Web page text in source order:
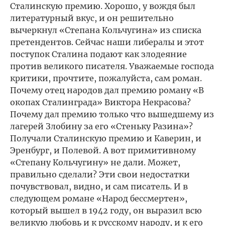
Сталинскую премию. Хорошо, у вождя был
литературный вкус, и он решительно
вычеркнул «Степана Кольчугина» из списка
претендентов. Сейчас наши либералы и этот
поступок Сталина подают как злодеяние
против великого писателя. Уважаемые господа
критики, прочтите, пожалуйста, сам роман.
Почему отец народов дал премию роману «В
окопах Сталинграда» Виктора Некрасова?
Почему дал премию только что вышедшему из
лагерей Злобину за его «Стеньку Разина»?
Получали Сталинскую премию и Каверин, и
Эренбург, и Полевой. А вот примитивному
«Степану Кольчугину» не дали. Может,
правильно сделали? Эти свои недостатки
почувствовал, видно, и сам писатель. И в
следующем романе «Народ бессмертен»,
который вышел в 1942 году, он выразил всю
великую любовь и к русскому народу, и к его